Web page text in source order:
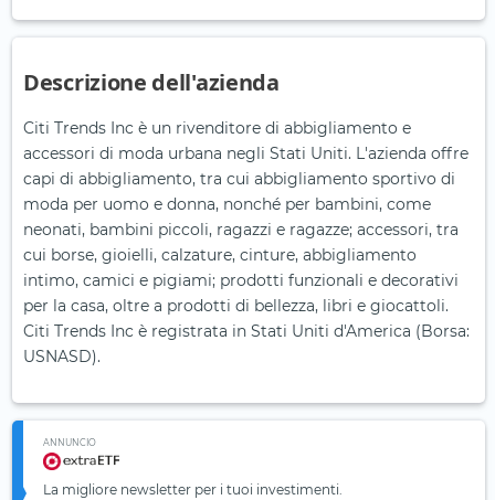
Descrizione dell'azienda
Citi Trends Inc è un rivenditore di abbigliamento e
accessori di moda urbana negli Stati Uniti. L'azienda offre
capi di abbigliamento, tra cui abbigliamento sportivo di
moda per uomo e donna, nonché per bambini, come
neonati, bambini piccoli, ragazzi e ragazze; accessori, tra
cui borse, gioielli, calzature, cinture, abbigliamento
intimo, camici e pigiami; prodotti funzionali e decorativi
per la casa, oltre a prodotti di bellezza, libri e giocattoli.
Citi Trends Inc è registrata in Stati Uniti d'America (Borsa:
USNASD).
ANNUNCIO
La migliore newsletter per i tuoi investimenti.